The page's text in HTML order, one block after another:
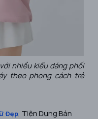
nhiều kiểu dáng phối
theo phong cách trẻ
Đẹp, Tiện Dụng Bán